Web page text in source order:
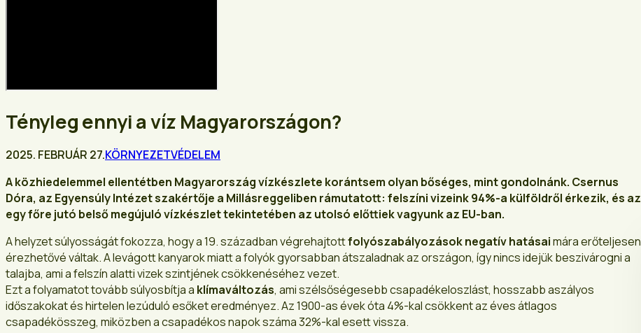
Tényleg ennyi a víz Magyarországon?
2025. FEBRUÁR 27.KÖRNYEZETVÉDELEM
A közhiedelemmel ellentétben Magyarország vízkészlete korántsem olyan bőséges, mint gondolnánk. Csernus
Dóra, az Egyensúly Intézet szakértője a Millásreggeliben rámutatott: felszíni vizeink 94%-a külföldről érkezik, és az
egy főre jutó belső megújuló vízkészlet tekintetében az utolsó előttiek vagyunk az EU-ban.
A helyzet súlyosságát fokozza, hogy a 19. században végrehajtottfolyószabályozások negatív hatásaimára erőteljesen
érezhetővé váltak. A levágott kanyarok miatt a folyók gyorsabban átszaladnak az országon, így nincs idejük beszivárogni a
talajba, ami a felszín alatti vizek szintjének csökkenéséhez vezet.
Ezt a folyamatot tovább súlyosbítja a klímaváltozás, ami szélsőségesebb csapadékeloszlást, hosszabb aszályos
időszakokat és hirtelen lezúduló esőket eredményez. Az 1900-as évek óta 4%-kal csökkent az éves átlagos
csapadékösszeg, miközben a csapadékos napok száma 32%-kal esett vissza.